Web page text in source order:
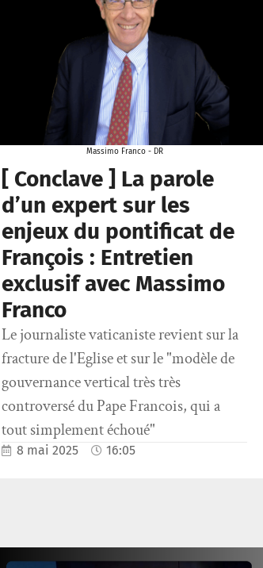
Massimo Franco - DR
[ Conclave ] La parole
d’un expert sur les
enjeux du pontificat de
François : Entretien
exclusif avec Massimo
Franco
Le journaliste vaticaniste revient sur la
fracture de l'Eglise et sur le "modèle de
gouvernance vertical très très
controversé du Pape Francois, qui a
tout simplement échoué"
8 mai 2025 16:05